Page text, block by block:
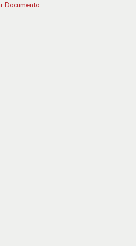
Documento